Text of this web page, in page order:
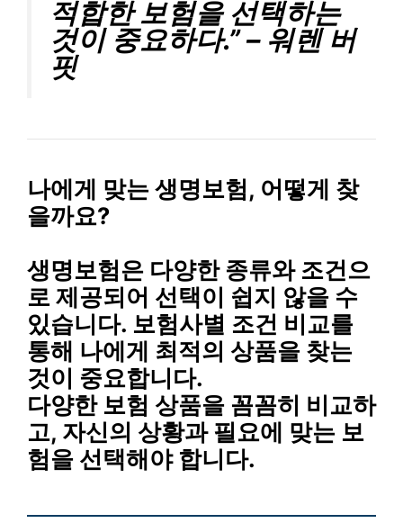
적합한 보험을 선택하는
것이 중요하다.” – 워렌 버
핏
나에게 맞는 생명보험, 어떻게 찾
을까요?
생명보험은 다양한 종류와 조건으
로 제공되어 선택이 쉽지 않을 수
있습니다. 보험사별 조건 비교를
통해 나에게 최적의 상품을 찾는
것이 중요합니다.
다양한 보험 상품을 꼼꼼히 비교하
고, 자신의 상황과 필요에 맞는 보
험을 선택해야 합니다.